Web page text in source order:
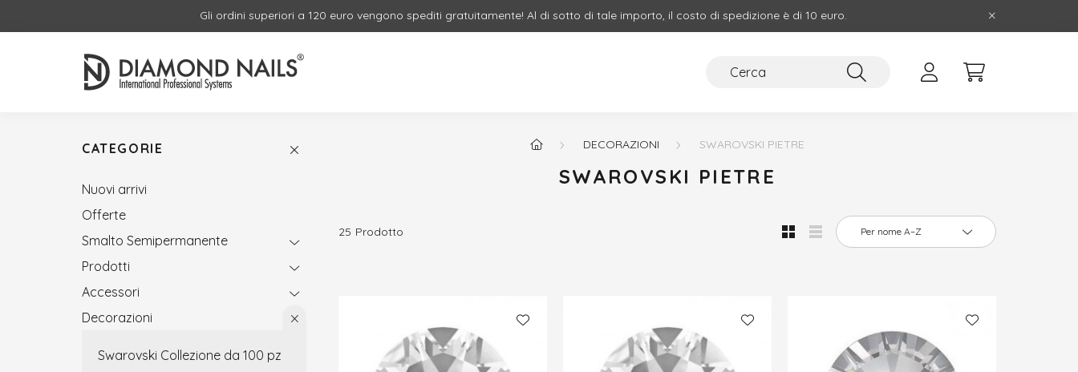
Gli ordini superiori a 120 euro vengono spediti gratuitamente! Al di sotto di tale importo, il costo di spedizione è di 10 euro.
CATEGORIE
Nuovi arrivi
Offerte
Smalto Semipermanente
Prodotti
Accessori
Decorazioni
Swarovski Collezione da 100 pz
DECORAZIONI SWAROVSKI PIETRE
SWAROVSKI PIETRE
25 Prodotto